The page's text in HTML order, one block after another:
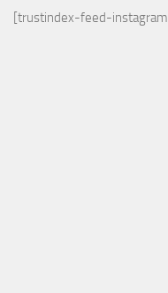
[trustindex-feed-instagram]